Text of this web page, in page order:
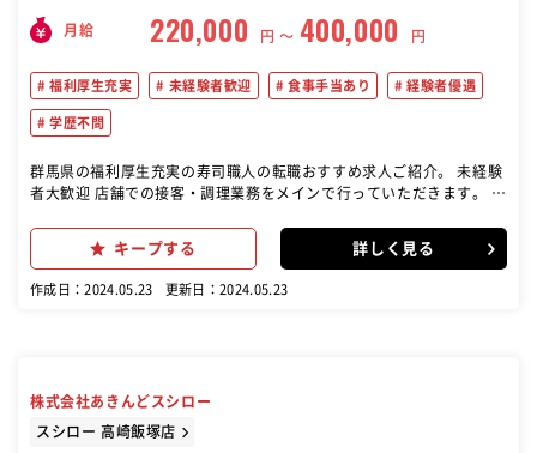
月給 220,000 円 〜 400,000 円
福利厚生充実 未経験者歓迎 食事手当あり 経験者優遇
学歴不問
群馬県の福利厚生充実の寿司職人の転職おすすめ求人ご紹介。 未経験
者大歓迎 店舗での接客・調理業務をメインで行っていただきます。 後
いきます。 弊社オリジナルのキャリアアップにつながる充実した研修
制度も完備！ あなたの成長を応援していきます。
キープする 詳しく見る
作成日：2024.05.23 更新日：2024.05.23
株式会社あきんどスシロー
スシロー 高崎飯塚店